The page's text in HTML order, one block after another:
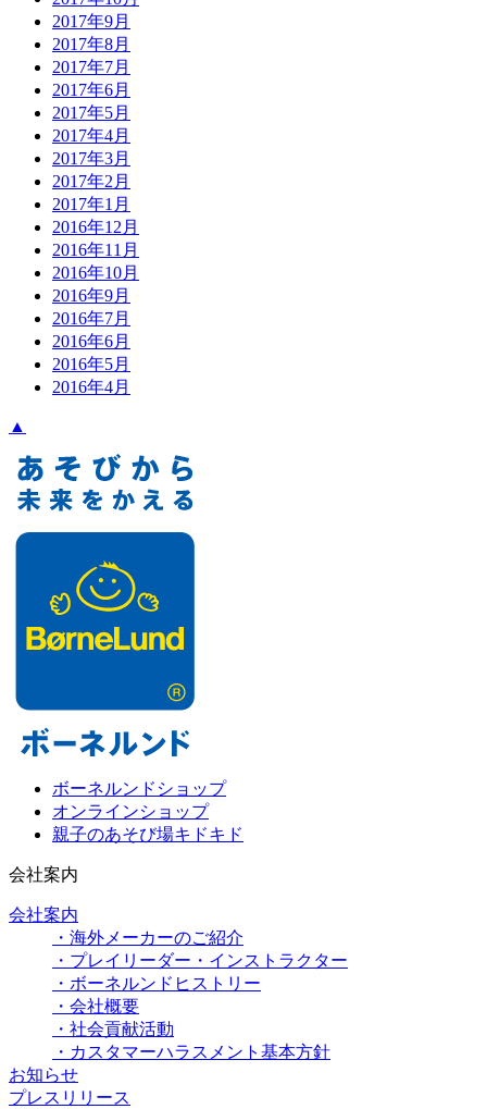
2017年9月
2017年8月
2017年7月
2017年6月
2017年5月
2017年4月
2017年3月
2017年2月
2017年1月
2016年12月
2016年11月
2016年10月
2016年9月
2016年7月
2016年6月
2016年5月
2016年4月
▲
ボーネルンドショップ
オンラインショップ
親子のあそび場キドキド
会社案内
会社案内
・海外メーカーのご紹介
・プレイリーダー・インストラクター
・ボーネルンドヒストリー
・会社概要
・社会貢献活動
・カスタマーハラスメント基本方針
お知らせ
プレスリリース